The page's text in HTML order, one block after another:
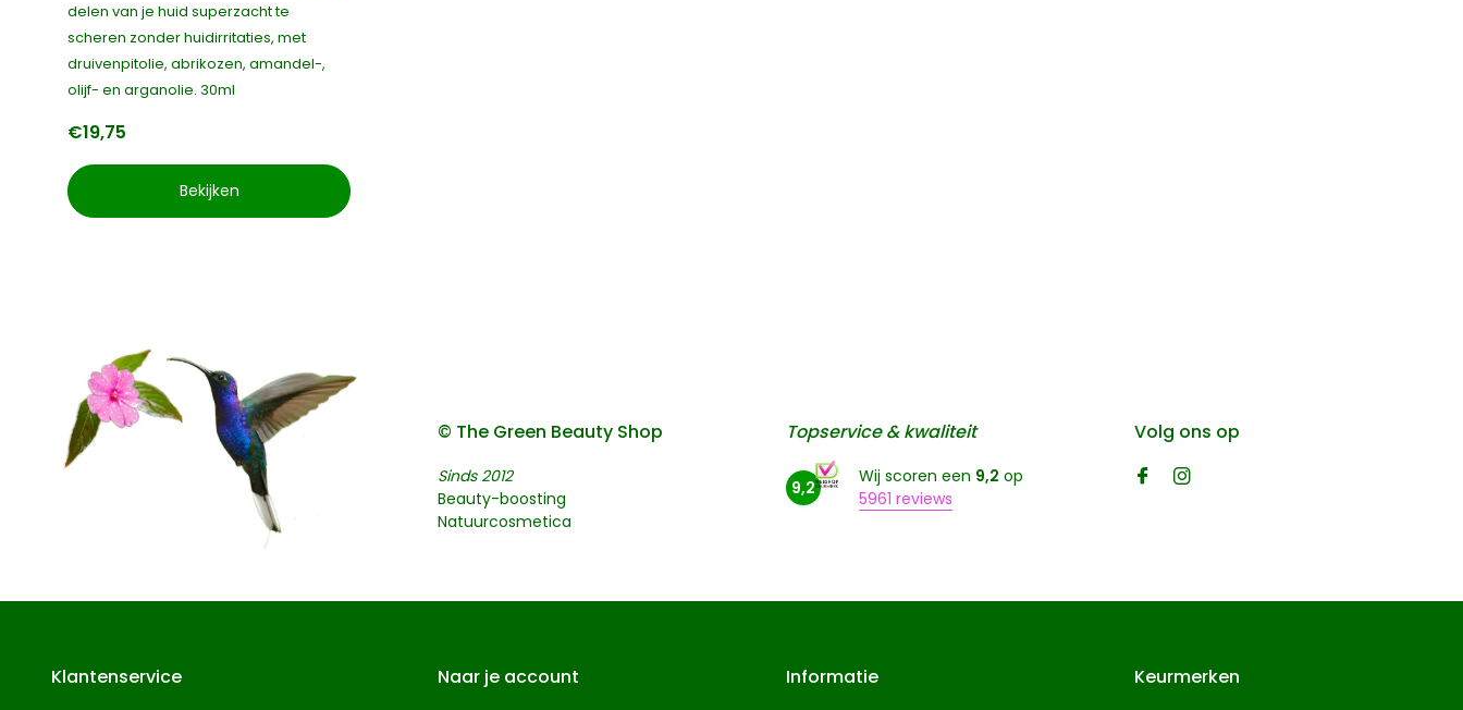
delen van je huid superzacht te
scheren zonder huidirritaties, met
druivenpitolie, abrikozen, amandel-,
olijf- en arganolie. 30ml
€19,75
Bekijken
© The Green Beauty Shop
Sinds 2012
Beauty-boosting
Natuurcosmetica
Topservice & kwaliteit
9,2
Wij scoren een 9,2 op
5961 reviews
Volg ons op
Klantenservice Naar je account Informatie Keurmerken